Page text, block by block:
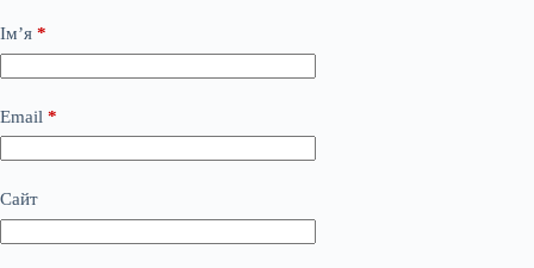
Ім’я *
Email *
Сайт